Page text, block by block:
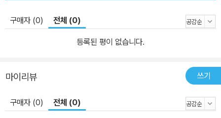
구매자 (0) 전체 (0)
등록된 평이 없습니다.
마이리뷰 쓰기
구매자 (0) 전체 (0)